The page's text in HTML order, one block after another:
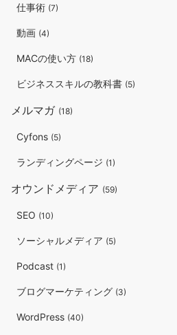
仕事術 (7)
動画 (4)
MACの使い方 (18)
ビジネススキルの教科書 (5)
メルマガ (18)
Cyfons (5)
ランディングページ (1)
オウンドメディア (59)
SEO (10)
ソーシャルメディア (5)
Podcast (1)
ブログマーケティング (3)
WordPress (40)